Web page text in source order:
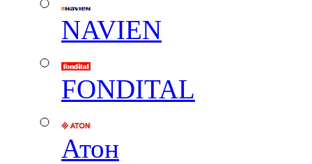
NAVIEN
FONDITAL
Атон